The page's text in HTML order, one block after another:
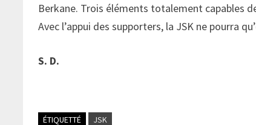
Berkane. Trois éléments totalement capables
Avec l’appui des supporters, la JSK ne pourra
S. D.
ÉTIQUETTÉ JSK